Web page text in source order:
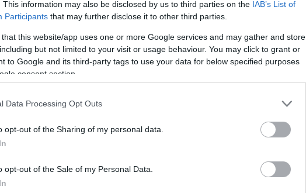
This information may also be disclosed by us to third parties on the IAB’s List of
Participants that may further disclose it to other third parties.
that this website/app uses one or more Google services and may gather and store
but not limited to your visit or usage behaviour. You may click to grant or
to Google and its third-party tags to use your data for below specified purposes
consent section.
Data Processing Opt Outs
opt-out of the Sharing of my personal data.
opt-out of the Sale of my Personal Data.
Kollégák
Borwerk
Jancis Robinson
Pécsi borozó